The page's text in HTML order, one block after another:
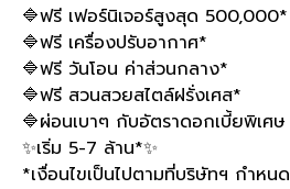
🔷ฟรี เฟอร์นิเจอร์สูงสุด 500,000*
🔷ฟรี เครื่องปรับอากาศ*
🔷ฟรี วันโอน ค่าส่วนกลาง*
🔷ฟรี สวนสวยสไตล์ฝรั่งเศส*
🔷ผ่อนเบาๆ กับอัตราดอกเบี้ยพิเศษ
✨เริ่ม 5-7 ล้าน*✨
*เงื่อนไขเป็นไปตามที่บริษัทฯ กำหนด